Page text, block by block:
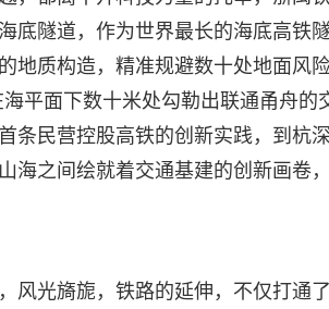
隧道，作为世界最长的海底高铁隧
质构造，精准规避数十处地面风险
平面下数十米处勾勒出联通甬舟的
条民营控股高铁的创新实践，到杭
海之间绘就着交通基建的创新画卷
风光旖旎，铁路的延伸，不仅打通